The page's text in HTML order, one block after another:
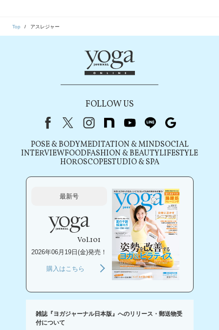
Top アスレジャー
FOLLOW US
FacebookX（旧Twitter）
instagram
note youtubeline
POSE & BODYMEDITATION & MINDSOCIAL
INTERVIEWFOODFASHION & BEAUTYLIFESTYLE
HOROSCOPESTUDIO & SPA
最新号
Vol.101
2026年06月19日(金)発売！
購入はこちら
雑誌『ヨガジャーナル日本版』へのリリース・郵送物受
付について